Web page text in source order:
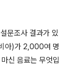
문조사 결과가 있
아)가 2,000여 명
신 음료는 무엇입